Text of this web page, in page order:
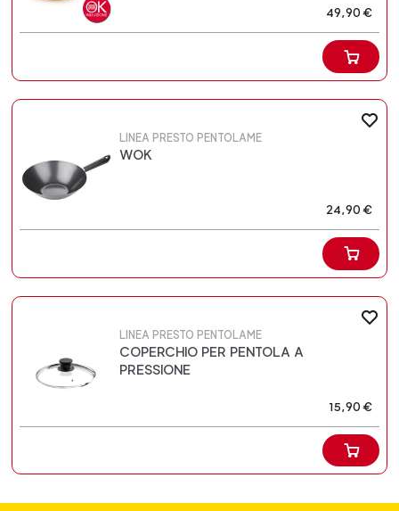
49,90 €
LINEA PRESTO PENTOLAME
WOK
24,90 €
LINEA PRESTO PENTOLAME
COPERCHIO PER PENTOLA A
PRESSIONE
15,90 €